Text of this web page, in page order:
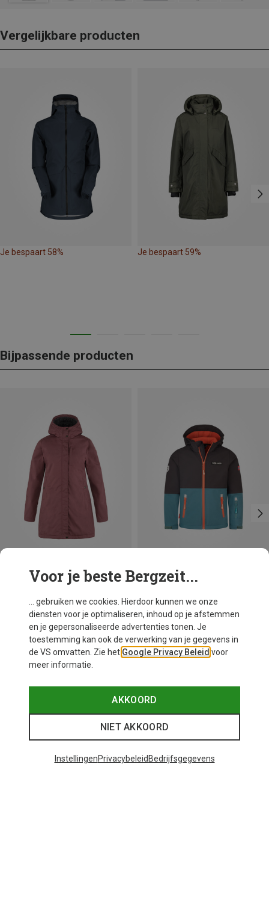
Vergelijkbare producten
Je bespaart 58% Je bespaart 59%
Bijpassende producten
Je bespaart 15%
Voor je beste Bergzeit...
... gebruiken we cookies. Hierdoor kunnen we onze
diensten voor je optimaliseren, inhoud op je afstemmen
en je gepersonaliseerde advertenties tonen. Je
toestemming kan ook de verwerking van je gegevens in
de VS omvatten. Zie het Google Privacy Beleid voor
meer informatie.
AKKOORD
NIET AKKOORD
InstellingenPrivacybeleid Bedrijfsgegevens